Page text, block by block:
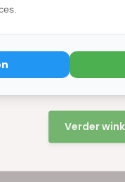
-
- XL304ZWART
Verder